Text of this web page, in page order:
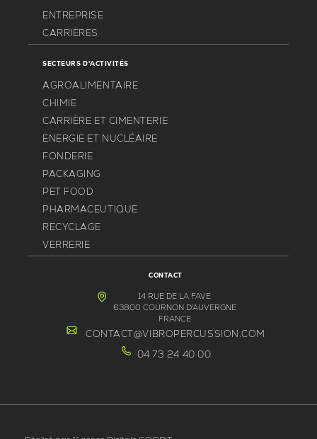
ENTREPRISE
CARRIÈRES
SECTEURS D'ACTIVITÉS
AGROALIMENTAIRE
CHIMIE
CARRIÈRE ET CIMENTERIE
ENERGIE ET NUCLÉAIRE
FONDERIE
PACKAGING
PET FOOD
PHARMACEUTIQUE
RECYCLAGE
VERRERIE
CONTACT
14 RUE DE LA FAVE
63800 COURNON D'AUVERGNE
FRANCE
CONTACT@VIBROPERCUSSION.COM
04 73 24 40 00